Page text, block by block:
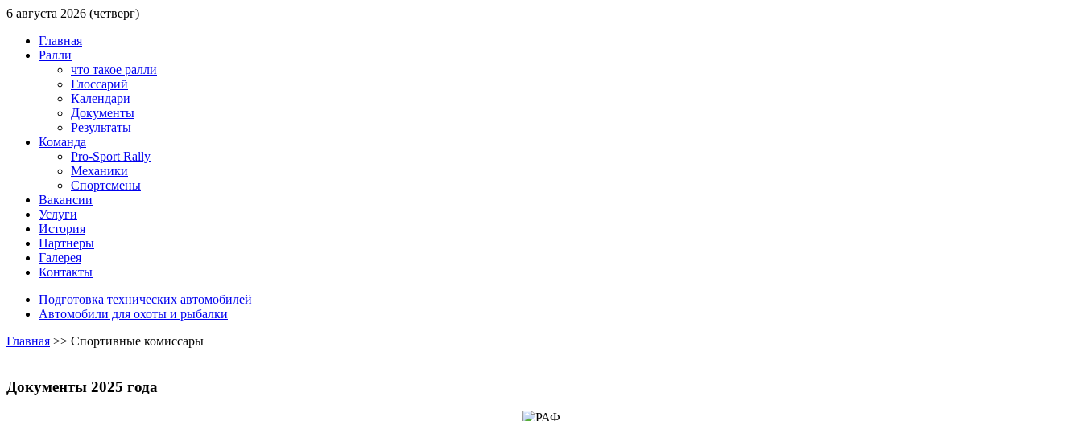
6 августа 2026 (четверг)
Главная
Ралли
что такое ралли
Глоссарий
Календари
Документы
Результаты
Команда
Pro-Sport Rally
Механики
Спортсмены
Вакансии
Услуги
История
Партнеры
Галерея
Контакты
Подготовка технических автомобилей
Автомобили для охоты и рыбалки
Главная >> Спортивные комиссары
Документы 2025 года